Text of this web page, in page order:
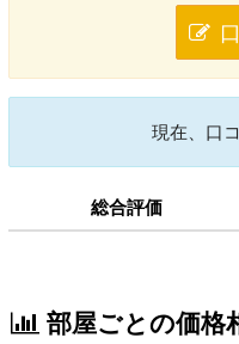
現在、口
総合評価
部屋ごとの価格